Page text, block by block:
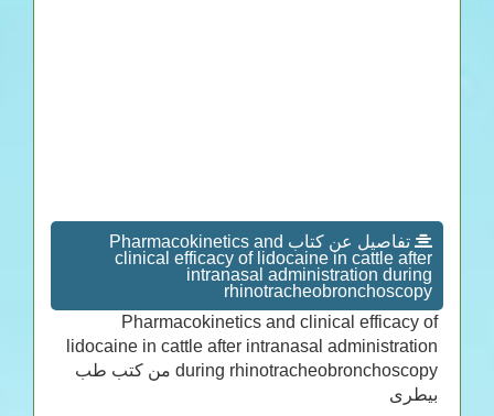
تفاصيل عن كتاب Pharmacokinetics and
clinical efficacy of lidocaine in cattle after
intranasal administration during
rhinotracheobronchoscopy
Pharmacokinetics and clinical efficacy of
lidocaine in cattle after intranasal administration
during rhinotracheobronchoscopy من كتب طب
بيطرى